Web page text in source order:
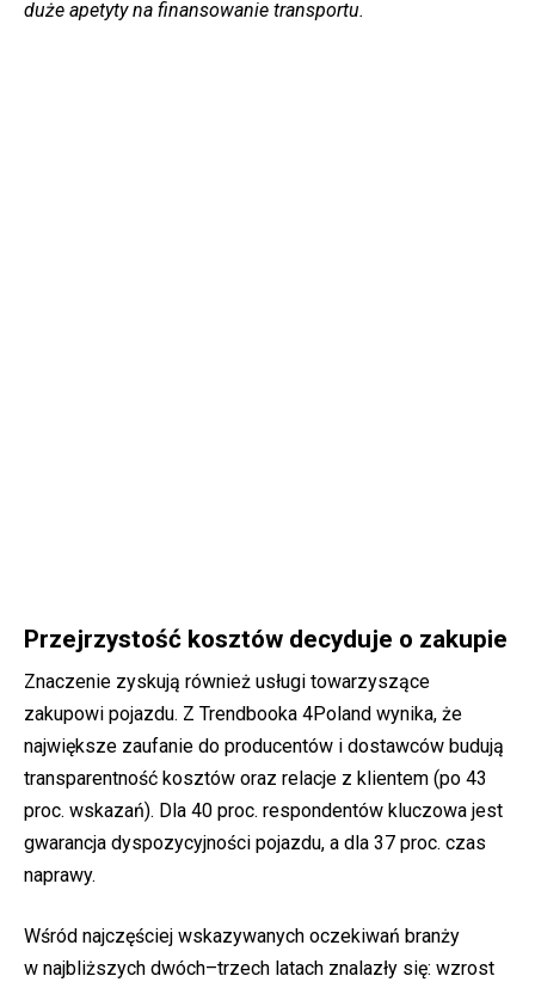
duże apetyty na finansowanie transportu.
Przejrzystość kosztów decyduje o zakupie
Znaczenie zyskują również usługi towarzyszące
zakupowi pojazdu. Z Trendbooka 4Poland wynika, że
największe zaufanie do producentów i dostawców budują
transparentność kosztów oraz relacje z klientem (po 43
proc. wskazań). Dla 40 proc. respondentów kluczowa jest
gwarancja dyspozycyjności pojazdu, a dla 37 proc. czas
naprawy.
Wśród najczęściej wskazywanych oczekiwań branży
w najbliższych dwóch–trzech latach znalazły się: wzrost